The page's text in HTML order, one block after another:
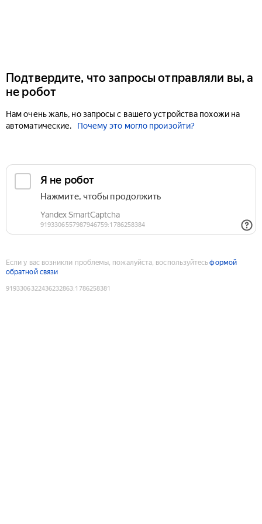
Подтвердите, что запросы отправляли вы, а
не робот
Нам очень жаль, но запросы с вашего устройства похожи на
автоматические.
Почему это могло произойти?
Если у вас возникли проблемы, пожалуйста, воспользуйтесьформой
обратной связи
9193306322436232863:1786258381